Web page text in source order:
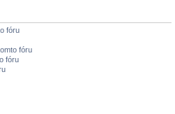
fóru
fóru
fóru